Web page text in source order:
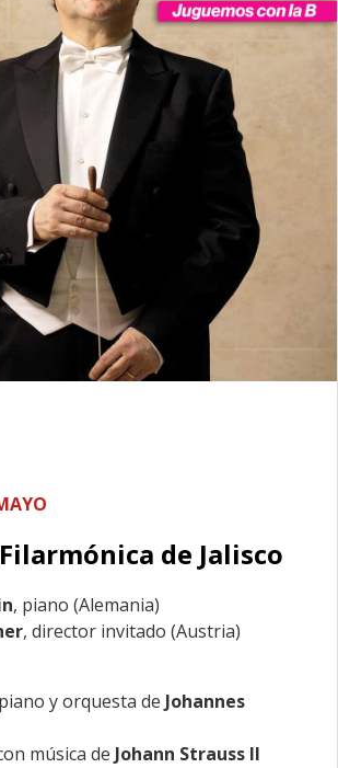
de Jalisco
, piano (Alemania)
, director invitado (Austria)
y orquesta de Johannes
música de Johann Strauss II